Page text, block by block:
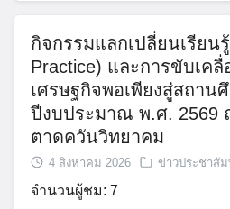
กิจกรรมแลกเปลี่ยนเรียน
Practice) และการขับเค
เศรษฐกิจพอเพียงสู่สถาน
ปีงบประมาณ พ.ศ. 2569
ตาดควันวิทยาคม
4 สิงหาคม 2026 ข่าวประชาสั
จำนวนผู้ชม: 7